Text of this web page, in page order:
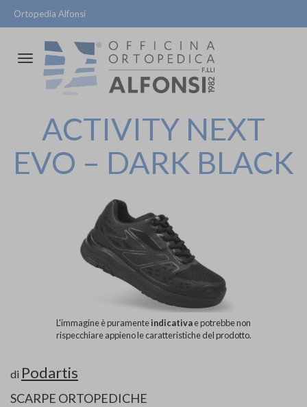
Ortopedia Alfonsi
Attiva/disattiva
navigazione
ACTIVITY NEXT
EVO – DARK BLACK
L'immagine è puramenteindicativae potrebbe non
rispecchiare appieno le caratteristiche del prodotto.
di Podartis
SCARPE ORTOPEDICHE